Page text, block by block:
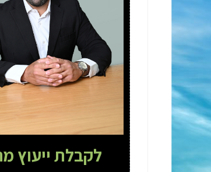
לקבלת ייעוץ